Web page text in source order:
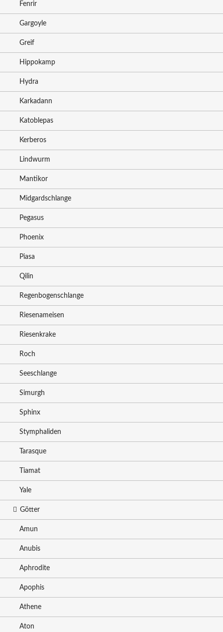
Fenrir
Gargoyle
Greif
Hippokamp
Hydra
Karkadann
Katoblepas
Kerberos
Lindwurm
Mantikor
Midgardschlange
Pegasus
Phoenix
Piasa
Qilin
Regenbogenschlange
Riesenameisen
Riesenkrake
Roch
Seeschlange
Simurgh
Sphinx
Stymphaliden
Tarasque
Tiamat
Yale
Götter
Amun
Anubis
Aphrodite
Apophis
Athene
Aton